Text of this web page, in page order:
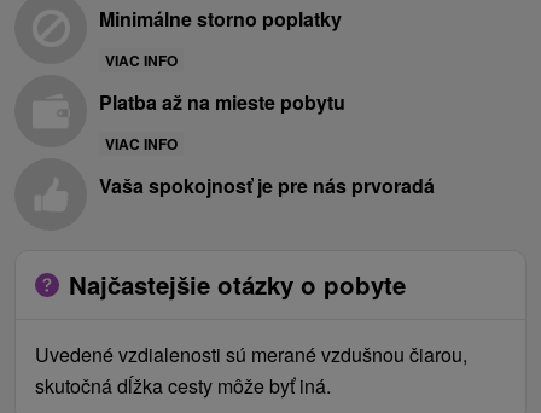
Minimálne storno poplatky
VIAC INFO
Platba až na mieste pobytu
VIAC INFO
Vaša spokojnosť je pre nás prvoradá
Najčastejšie otázky o pobyte
Uvedené vzdialenosti sú merané vzdušnou čiarou,
skutočná dĺžka cesty môže byť iná.